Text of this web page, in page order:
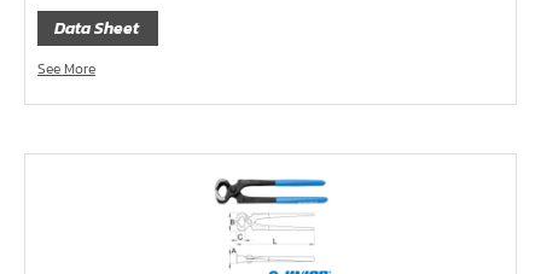
ด้ามฟรี, ด้ามบ๊อกซ์ Z-Series ขนาด 1/4", 3/8", 1/2"
ลูกบ๊อกซ์ สั้น, ยาว Koken Z-Series ขนาด 1/4", 3/8", 1/2"
ข้อต่อ Z-Series ขนาด 1/4", 3/8", 1/2"
Data Sheet
See More